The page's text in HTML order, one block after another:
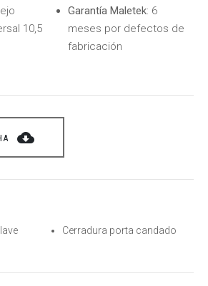
10,5
Garantía Maletek: 6
meses por defectos de
fabricación
cloud_download
Cerradura porta candado